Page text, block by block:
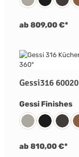
239 Edelstahl
299 707
ab 809,00 €*
Gessi316
Gessi Finishes
239 Edelstahl
299 707
ab 810,00 €*